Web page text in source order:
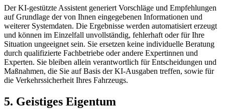
Der KI-gestützte Assistent generiert Vorschläge und Empfehlungen
auf Grundlage der von Ihnen eingegebenen Informationen und
weiterer Systemdaten. Die Ergebnisse werden automatisiert erzeugt
und können im Einzelfall unvollständig, fehlerhaft oder für Ihre
Situation ungeeignet sein. Sie ersetzen keine individuelle Beratung
durch qualifizierte Fachbetriebe oder andere Expertinnen und
Experten. Sie bleiben allein verantwortlich für Entscheidungen und
Maßnahmen, die Sie auf Basis der KI-Ausgaben treffen, sowie für
die Verkehrssicherheit Ihres Fahrzeugs.
5. Geistiges Eigentum